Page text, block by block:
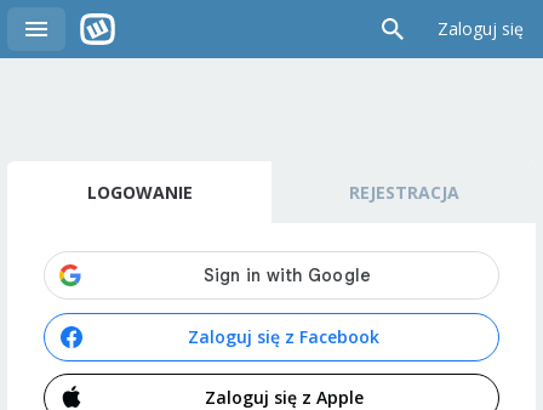
Zaloguj się
LOGOWANIE REJESTRACJA
Zaloguj się z Facebook
Zaloguj się z Apple